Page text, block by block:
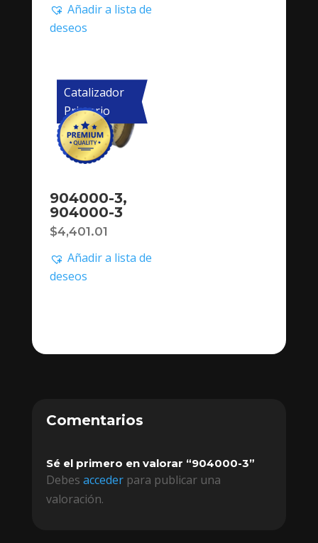
Añadir a lista de
deseos
Catalizador
Primario
904000-3,
904000-3
$4,401.01
Añadir a lista de
deseos
Comentarios
Sé el primero en valorar “904000-3”
Debes accederpara publicar una
valoración.